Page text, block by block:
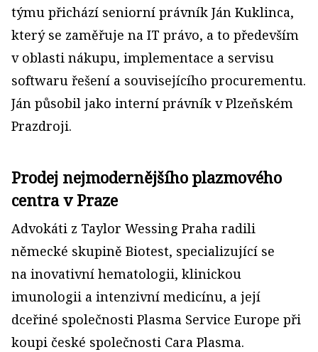
týmu přichází seniorní právník Ján Kuklinca,
který se zaměřuje na IT právo, a to především
v oblasti nákupu, implementace a servisu
softwaru řešení a souvisejícího procurementu.
Ján působil jako interní právník v Plzeňském
Prazdroji.
Prodej nejmodernějšího plazmového
centra v Praze
Advokáti z Taylor Wessing Praha radili
německé skupině Biotest, specializující se
na inovativní hematologii, klinickou
imunologii a intenzivní medicínu, a její
dceřiné společnosti Plasma Service Europe při
koupi české společnosti Cara Plasma.